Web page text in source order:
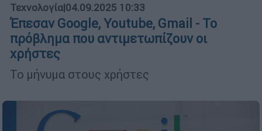
Τεχνολογία|04.09.2025 10:33
Έπεσαν Google, Youtube, Gmail - Το
πρόβλημα που αντιμετωπίζουν οι
χρήστες
Το μήνυμα στους χρήστες